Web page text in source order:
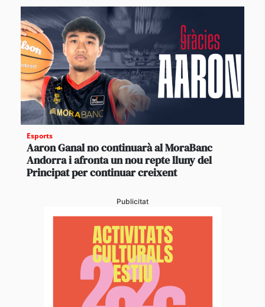
Esports
Aaron Ganal no continuarà al MoraBanc
Andorra i afronta un nou repte lluny del
Principat per continuar creixent
Publicitat